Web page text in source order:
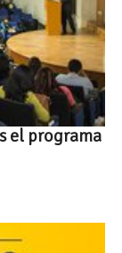
el programa